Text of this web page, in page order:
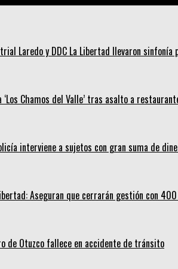
Laredo y DDC La Libertad llevaron sinfonía
‘Los Chamos del Valle’ tras asalto a
interviene a sujetos con gran suma de
Aseguran que cerrarán gestión con
de Otuzco fallece en accidente de tránsito